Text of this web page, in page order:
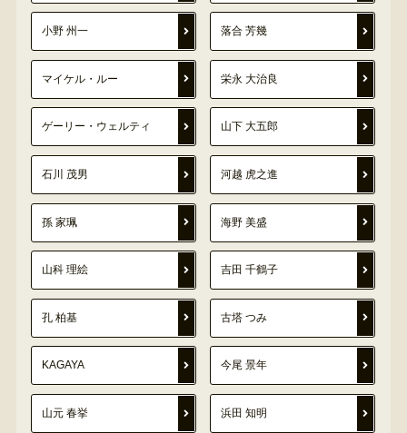
小野 州一 落合 芳幾
マイケル・ルー 栄永 大治良
ゲーリー・ウェルティ 山下 大五郎
石川 茂男 河越 虎之進
孫 家珮 海野 美盛
山科 理絵 吉田 千鶴子
孔 柏基 古塔 つみ
KAGAYA 今尾 景年
山元 春挙 浜田 知明